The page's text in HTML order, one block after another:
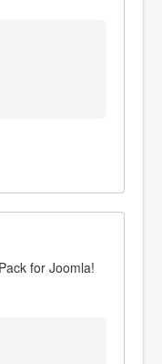
for Joomla!